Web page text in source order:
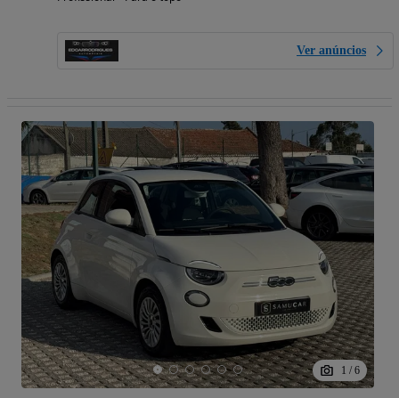
Ver anúncios
1 / 6